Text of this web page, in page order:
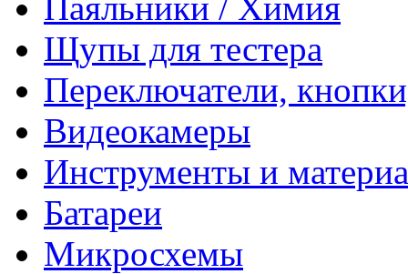
Щупы для тестера
Переключатели,
Видеокамеры
Инструменты и
Батареи
Микросхемы